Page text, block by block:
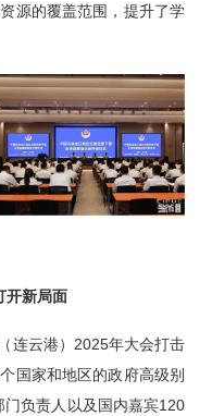
源的覆盖范围，提升了学
开新局面
连云港）2025年大会打击
国家和地区的政府高级别
负责人以及国内嘉宾120